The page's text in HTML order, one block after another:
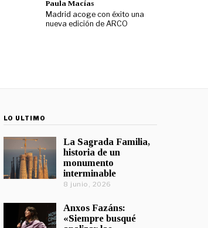
Paula Macías
Madrid acoge con éxito una
nueva edición de ARCO
LO ÚLTIMO
La Sagrada Familia,
historia de un
monumento
interminable
8 junio, 2026
Anxos Fazáns:
«Siempre busqué